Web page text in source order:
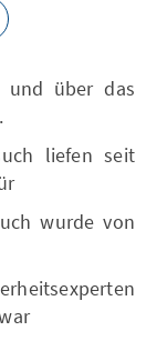
und über das
liefen seit
wurde von